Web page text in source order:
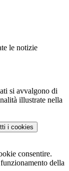
le notizie
si avvalgono di
illustrate nella
i cookies
consentire.
della